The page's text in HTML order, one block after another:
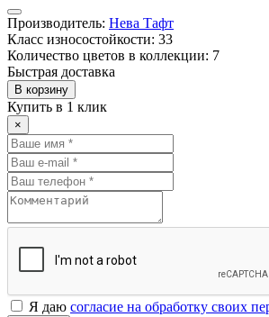
Производитель: Нева Тафт
Класс износостойкости: 33
Количество цветов в коллекции: 7
Быстрая доставка
В корзину
Купить в 1 клик
×
Я даю согласие на обработку своих